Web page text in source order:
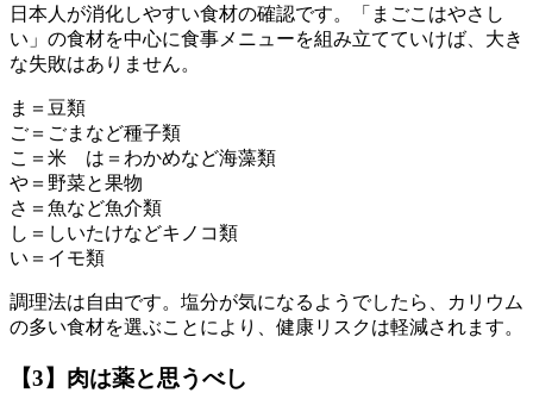
日本人が消化しやすい食材の確認です。「まごこはやさし
い」の食材を中心に食事メニューを組み立てていけば、大き
な失敗はありません。
ま＝豆類
ご＝ごまなど種子類
こ＝米 は＝わかめなど海藻類
や＝野菜と果物
さ＝魚など魚介類
し＝しいたけなどキノコ類
い＝イモ類
調理法は自由です。塩分が気になるようでしたら、カリウム
の多い食材を選ぶことにより、健康リスクは軽減されます。
【3】肉は薬と思うべし